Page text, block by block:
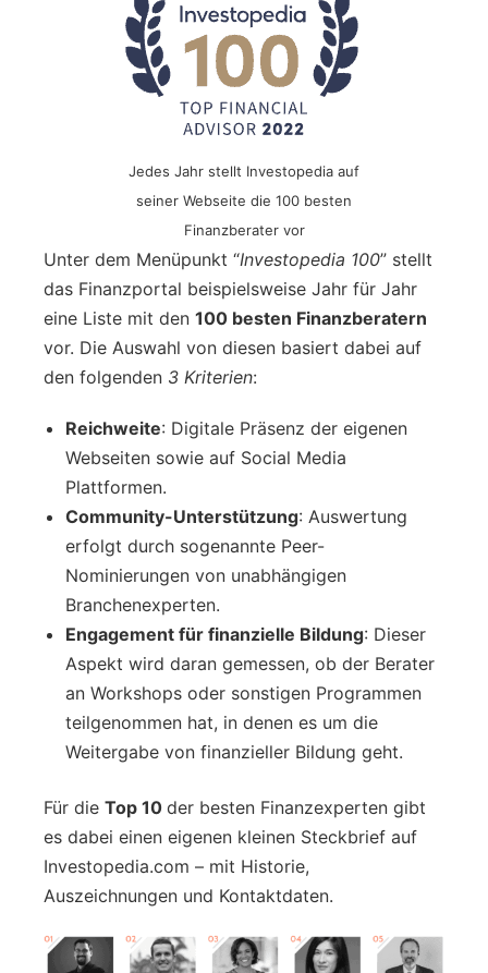
Jedes Jahr stellt Investopedia auf
seiner Webseite die 100 besten
Finanzberater vor
Unter dem Menüpunkt “Investopedia 100” stellt
das Finanzportal beispielsweise Jahr für Jahr
eine Liste mit den 100 besten Finanzberatern
vor. Die Auswahl von diesen basiert dabei auf
den folgenden 3 Kriterien:
Reichweite: Digitale Präsenz der eigenen
Webseiten sowie auf Social Media
Plattformen.
Community-Unterstützung: Auswertung
erfolgt durch sogenannte Peer-
Nominierungen von unabhängigen
Branchenexperten.
Engagement für finanzielle Bildung: Dieser
Aspekt wird daran gemessen, ob der Berater
an Workshops oder sonstigen Programmen
teilgenommen hat, in denen es um die
Weitergabe von finanzieller Bildung geht.
Für die Top 10 der besten Finanzexperten gibt
es dabei einen eigenen kleinen Steckbrief auf
Investopedia.com – mit Historie,
Auszeichnungen und Kontaktdaten.